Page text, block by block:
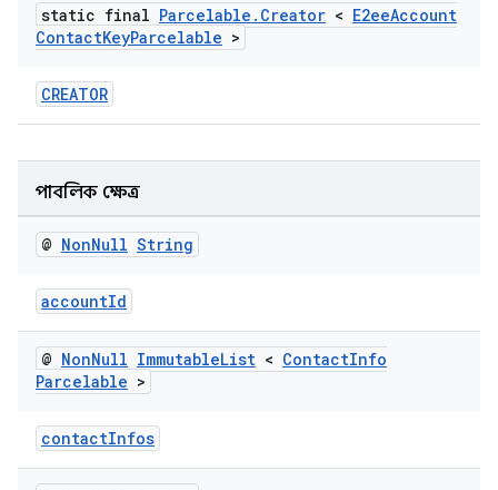
static final Parcelable . Creator < E2eeAccount
ContactKeyParcelable >
CREATOR
পাবলিক ক্ষেত্র
@ NonNull String
accountId
@ NonNull ImmutableList < ContactInfo
Parcelable >
contactInfos